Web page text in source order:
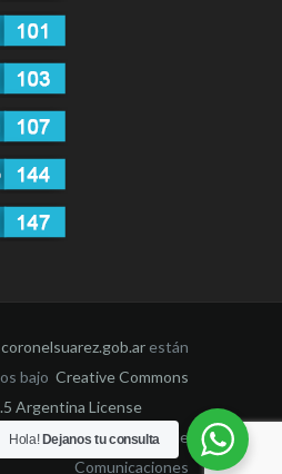
coronelsuarez.gob.ar están
bajo Creative Commons
Argentina License
por la Dirección de
Comunicaciones
Hola! Dejanos tu consulta